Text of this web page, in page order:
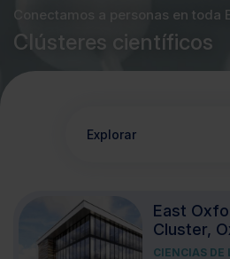
Conectamos a personas en toda
Clústeres científicos
Explorar
CIENCIAS DE
East
Cluster,